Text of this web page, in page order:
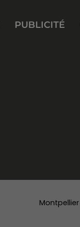
PUBLICITÉ
Montpellier